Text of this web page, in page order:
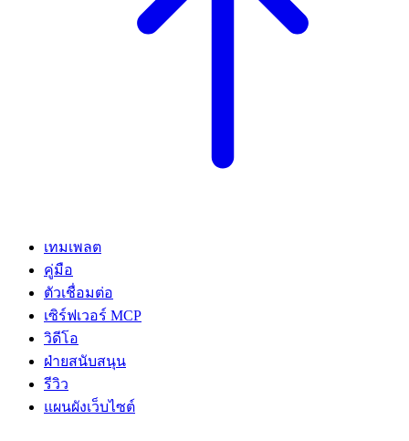
เทมเพลต
คู่มือ
ตัวเชื่อมต่อ
เซิร์ฟเวอร์ MCP
วิดีโอ
ฝ่ายสนับสนุน
รีวิว
แผนผังเว็บไซต์